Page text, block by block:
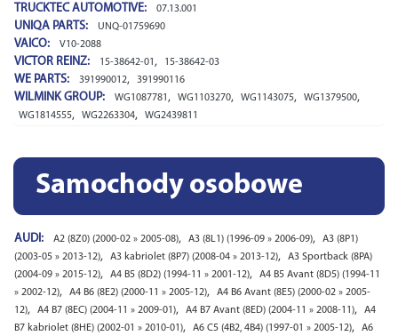
TRUCKTEC AUTOMOTIVE: 07.13.001
UNIQA PARTS: UNQ-01759690
VAICO: V10-2088
VICTOR REINZ: 15-38642-01 , 15-38642-03
WE PARTS: 391990012, 391990116
WILMINK GROUP: WG1087781 , WG1103270, WG1143075, WG1379500,
WG1814555, WG2263304, WG2439811
Samochody osobowe
AUDI: A2 (8Z0) (2000-02 » 2005-08), A3 (8L1) (1996-09 » 2006-09),
A3 (8P1)
(2003-05 » 2013-12), A3 kabriolet (8P7) (2008-04 » 2013-12),
A3 Sportback (8PA)
(2004-09 » 2015-12), A4 B5 (8D2) (1994-11 » 2001-12),
A4 B5 Avant (8D5) (1994-11
» 2002-12), A4 B6 (8E2) (2000-11 » 2005-12),
A4 B6 Avant (8E5) (2000-02 » 2005-
12), A4 B7 (8EC) (2004-11 » 2009-01), A4 B7 Avant (8ED) (2004-11 » 2008-11),
A4
B7 kabriolet (8HE) (2002-01 » 2010-01), A6 C5 (4B2, 4B4) (1997-01 » 2005-12),
A6